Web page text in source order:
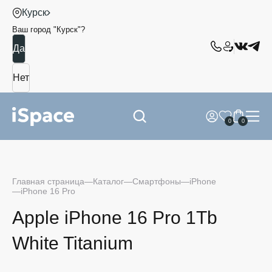
Курск
Ваш город " Курск"?
0 0
Главная страница Каталог Смартфоны
iPhone
iPhone 16 Pro
Apple iPhone 16 Pro 1Tb
White Titanium